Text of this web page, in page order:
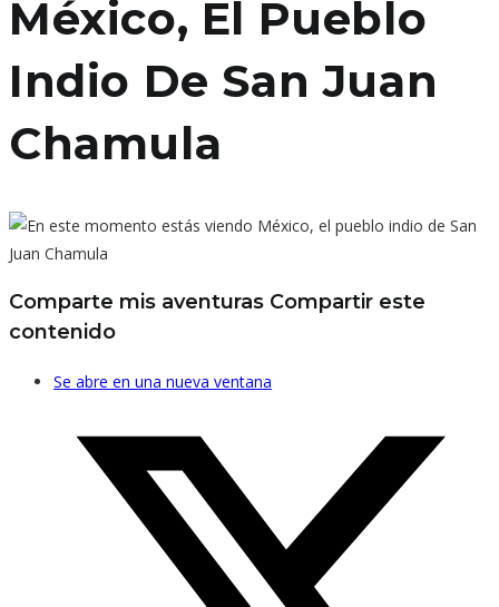
México, El Pueblo
Indio De San Juan
Chamula
Comparte mis aventuras Compartir este
contenido
Se abre en una nueva ventana